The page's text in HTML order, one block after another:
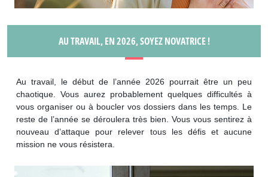
AU TRAVAIL, EN 2026, SOYEZ NOVATRICE !
Au travail, le début de l’année 2026 pourrait être un peu
chaotique. Vous aurez probablement quelques difficultés à
vous organiser ou à boucler vos dossiers dans les temps. Le
reste de l’année se déroulera très bien. Vous vous sentirez à
nouveau d’attaque pour relever tous les défis et aucune
mission ne vous résistera.